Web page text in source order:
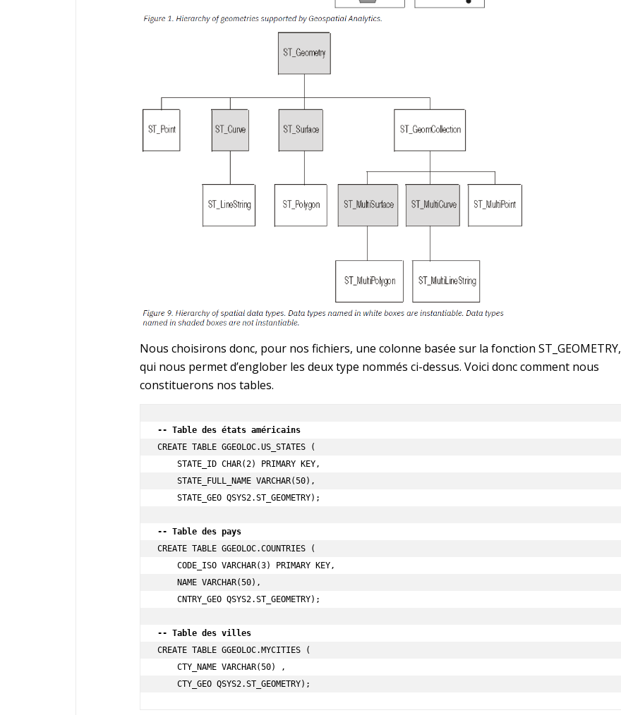
Nous choisirons donc, pour nos fichiers, une colonne basée sur la fonction ST_GEOMETRY,
qui nous permet d’englober les deux type nommés ci-dessus. Voici donc comment nous
constituerons nos tables.
-- Table des états américains
CREATE TABLE GGEOLOC.US_STATES (
-- Table des pays
CREATE TABLE GGEOLOC.COUNTRIES (
-- Table des villes
CREATE TABLE GGEOLOC.MYCITIES (
    CTY_GEO QSYS2.ST_GEOMETRY);